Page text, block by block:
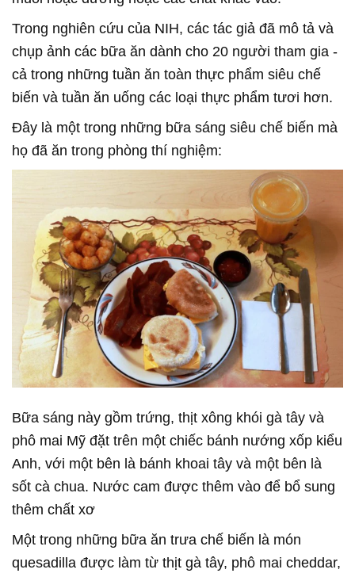
Trong nghiên cứu của NIH, các tác giả đã mô tả và
chụp ảnh các bữa ăn dành cho 20 người tham gia -
cả trong những tuần ăn toàn thực phẩm siêu chế
biến và tuần ăn uống các loại thực phẩm tươi hơn.
Đây là một trong những bữa sáng siêu chế biến mà
họ đã ăn trong phòng thí nghiệm:
Bữa sáng này gồm trứng, thịt xông khói gà tây và
phô mai Mỹ đặt trên một chiếc bánh nướng xốp kiểu
Anh, với một bên là bánh khoai tây và một bên là
sốt cà chua. Nước cam được thêm vào để bổ sung
thêm chất xơ
Một trong những bữa ăn trưa chế biến là món
quesadilla được làm từ thịt gà tây, phô mai cheddar,